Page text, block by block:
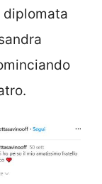
diplomata